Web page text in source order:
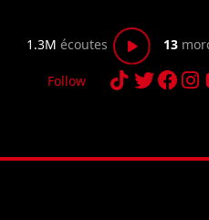
1.3M écoutes 13
Follow